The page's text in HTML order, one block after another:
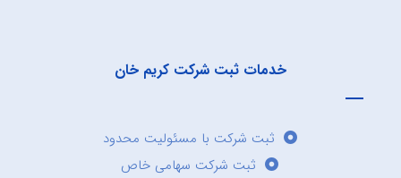
خدمات ثبت شرکت کریم خان
ثبت شرکت با مسئولیت محدود
ثبت شرکت سهامی خاص